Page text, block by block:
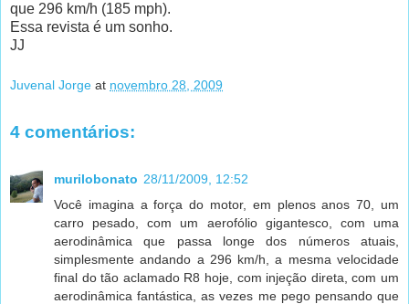
que 296 km/h (185 mph).
Essa revista é um sonho.
JJ
Juvenal Jorge at novembro 28, 2009
4 comentários:
murilobonato 28/11/2009, 12:52
Você imagina a força do motor, em plenos anos 70, um
carro pesado, com um aerofólio gigantesco, com uma
aerodinâmica que passa longe dos números atuais,
simplesmente andando a 296 km/h, a mesma velocidade
final do tão aclamado R8 hoje, com injeção direta, com um
aerodinâmica fantástica, as vezes me pego pensando que